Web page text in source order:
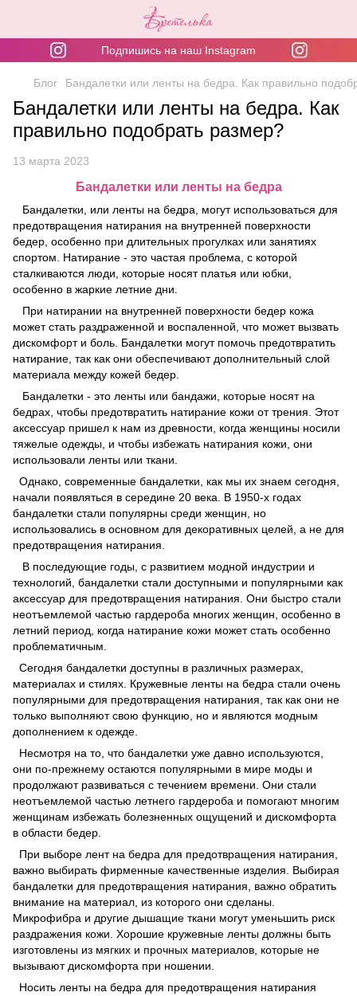
Подпишись на наш Instagram
Блог Бандалетки или ленты на бедра. Как правильно
Бандалетки или ленты на бедра. Как
правильно подобрать размер?
13 марта 2023
Бандалетки или ленты на бедра
Бандалетки, или ленты на бедра, могут использоваться для
предотвращения натирания на внутренней поверхности
бедер, особенно при длительных прогулках или занятиях
спортом. Натирание - это частая проблема, с которой
сталкиваются люди, которые носят платья или юбки,
особенно в жаркие летние дни.
При натирании на внутренней поверхности бедер кожа
может стать раздраженной и воспаленной, что может вызвать
дискомфорт и боль. Бандалетки могут помочь предотвратить
натирание, так как они обеспечивают дополнительный слой
материала между кожей бедер.
Бандалетки - это ленты или бандажи, которые носят на
бедрах, чтобы предотвратить натирание кожи от трения. Этот
аксессуар пришел к нам из древности, когда женщины носили
тяжелые одежды, и чтобы избежать натирания кожи, они
использовали ленты или ткани.
Однако, современные бандалетки, как мы их знаем сегодня,
начали появляться в середине 20 века. В 1950-х годах
бандалетки стали популярны среди женщин, но
использовались в основном для декоративных целей, а не для
предотвращения натирания.
В последующие годы, с развитием модной индустрии и
технологий, бандалетки стали доступными и популярными как
аксессуар для предотвращения натирания. Они быстро стали
неотъемлемой частью гардероба многих женщин, особенно в
летний период, когда натирание кожи может стать особенно
проблематичным.
Сегодня бандалетки доступны в различных размерах,
материалах и стилях. Кружевные ленты на бедра стали очень
популярными для предотвращения натирания, так как они не
только выполняют свою функцию, но и являются модным
дополнением к одежде.
Несмотря на то, что бандалетки уже давно используются,
они по-прежнему остаются популярными в мире моды и
продолжают развиваться с течением времени. Они стали
неотъемлемой частью летнего гардероба и помогают многим
женщинам избежать болезненных ощущений и дискомфорта
в области бедер.
При выборе лент на бедра для предотвращения натирания,
важно выбирать фирменные качественные изделия. Выбирая
бандалетки для предотвращения натирания, важно обратить
внимание на материал, из которого они сделаны.
Микрофибра и другие дышащие ткани могут уменьшить риск
раздражения кожи. Хорошие кружевные ленты должны быть
изготовлены из мягких и прочных материалов, которые не
вызывают дискомфорта при ношении.
Носить ленты на бедра для предотвращения натирания